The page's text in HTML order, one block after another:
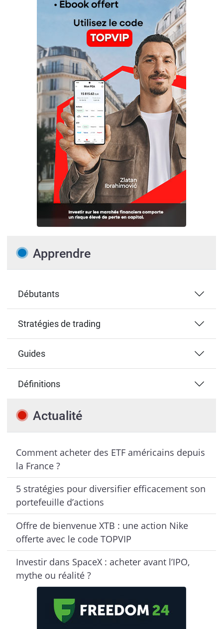
Apprendre
Débutants
Stratégies de trading
Guides
Définitions
Actualité
Comment acheter des ETF américains depuis
la France ?
5 stratégies pour diversifier efficacement son
portefeuille d’actions
Offre de bienvenue XTB : une action Nike
offerte avec le code TOPVIP
Investir dans SpaceX : acheter avant l’IPO,
mythe ou réalité ?